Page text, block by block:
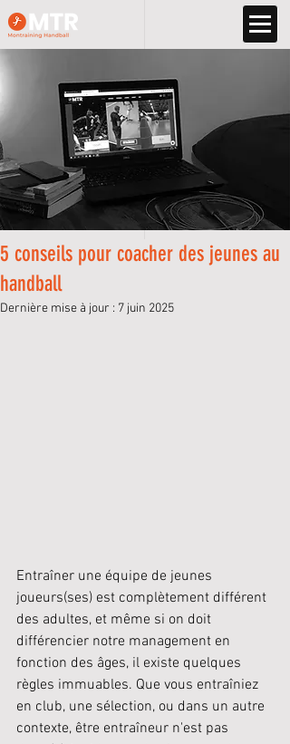
5 conseils pour coacher des jeunes au
handball
Dernière mise à jour : 7 juin 2025
Entraîner une équipe de jeunes
joueurs(ses) est complètement différent
des adultes, et même si on doit
différencier notre management en
fonction des âges, il existe quelques
règles immuables. Que vous entraîniez
en club, une sélection, ou dans un autre
contexte, être entraîneur n'est pas